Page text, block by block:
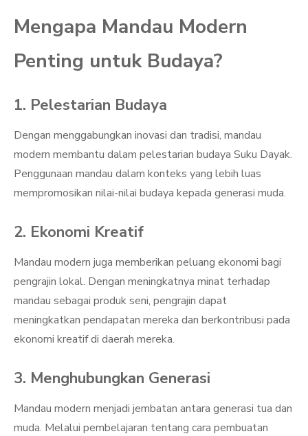
Mengapa Mandau Modern
Penting untuk Budaya?
1. Pelestarian Budaya
Dengan menggabungkan inovasi dan tradisi, mandau
modern membantu dalam pelestarian budaya Suku Dayak.
Penggunaan mandau dalam konteks yang lebih luas
mempromosikan nilai-nilai budaya kepada generasi muda.
2. Ekonomi Kreatif
Mandau modern juga memberikan peluang ekonomi bagi
pengrajin lokal. Dengan meningkatnya minat terhadap
mandau sebagai produk seni, pengrajin dapat
meningkatkan pendapatan mereka dan berkontribusi pada
ekonomi kreatif di daerah mereka.
3. Menghubungkan Generasi
Mandau modern menjadi jembatan antara generasi tua dan
muda. Melalui pembelajaran tentang cara pembuatan